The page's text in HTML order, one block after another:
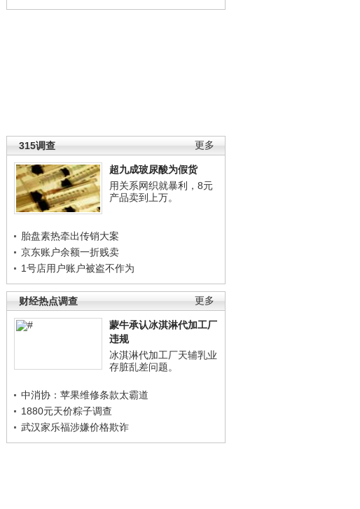
更多
315调查
超九成玻尿酸为假货
用关系网织就暴利，8元
产品卖到上万。
胎盘素热牵出传销大案
京东账户余额一折贱卖
1号店用户账户被盗不作为
更多
财经热点调查
蒙牛承认冰淇淋代加工厂
违规
冰淇淋代加工厂天辅乳业
存脏乱差问题。
中消协：苹果维修条款太霸道
1880元天价粽子调查
武汉家乐福涉嫌价格欺诈